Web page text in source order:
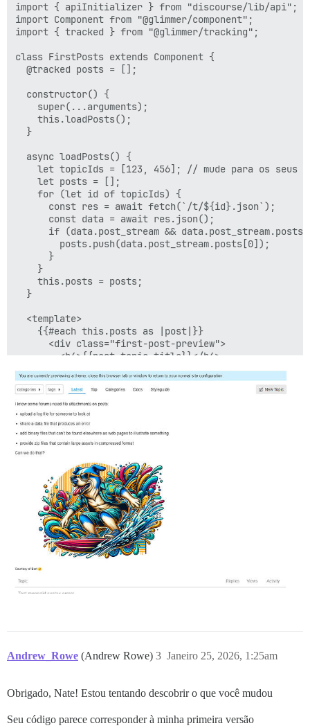
import { apiInitializer } from "discourse/lib/api";
import Component from "@glimmer/component";
import { tracked } from "@glimmer/tracking";
class FirstPosts extends Component {
  @tracked posts = [];
  constructor() {
    super(...arguments);
    this.loadPosts();
  }
  async loadPosts() {
let topicIds = [123, 456]; // mude para os seus
    let posts = [];
    for (let id of topicIds) {
      const res = await fetch(`/t/${id}.json`);
      const data = await res.json();
if (data.post_stream &&
        posts.push(data.post_stream.posts[0]);
      }
    }
    this.posts = posts;
  }
  <template>
    {{#each this.posts as |post|}}
      <div class="first-post-preview">
        <h4>{{post.topic_title}}</h4>
        {{{post.cooked}}}
      </div>
    {{/each}}
  </template>;
}
export default apiInitializer((api) => {
api.renderInOutlet("discovery-list-container-top",
Andrew_Rowe (Andrew Rowe) Janeiro 25, 2026, 1:25am
3
Obrigado, Nate! Estou tentando descobrir o que você mudou
Seu código parece corresponder à minha primeira versão